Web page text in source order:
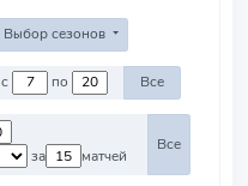
Выбор сезонов
Против команд с по Все
за
матчей
Все